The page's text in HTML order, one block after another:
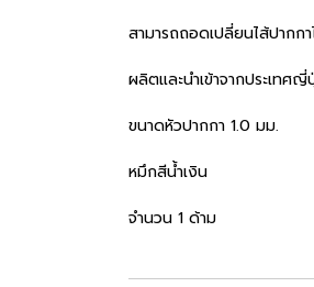
สามารถถอดเปลี่ยนไส้ปากก
ผลิตและนำเข้าจากประเทศญี่
ขนาดหัวปากกา 1.0 มม.
หมึกสีน้ำเงิน
จำนวน 1 ด้าม